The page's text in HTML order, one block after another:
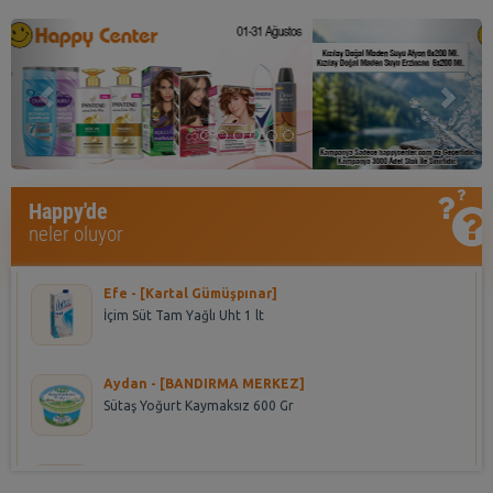
Previous Next
Happy'de
neler oluyor
Efe - [Kartal Gümüşpınar]
İçim Süt Tam Yağlı Uht 1 lt
Aydan - [BANDIRMA MERKEZ]
Sütaş Yoğurt Kaymaksız 600 Gr